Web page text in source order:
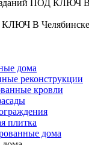
ПОД КЛЮЧ В
В Челябинске
дома
реконструкции
кровли
плитка
дома